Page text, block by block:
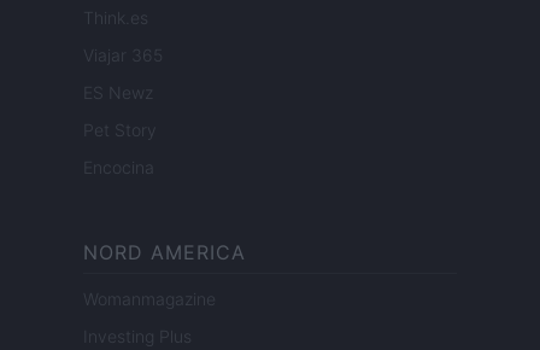
Think.es
Viajar 365
ES Newz
Pet Story
Encocina
NORD AMERICA
Womanmagazine
Investing Plus